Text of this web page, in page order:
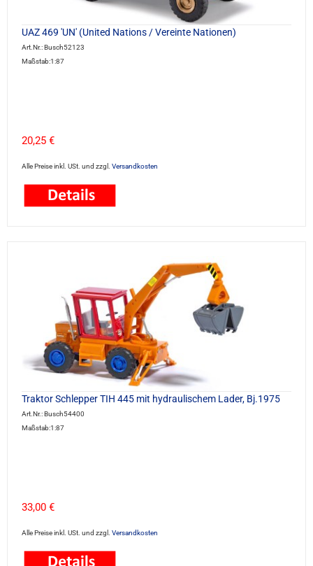
UAZ 469 'UN' (United Nations / Vereinte Nationen)
Art.Nr.: Busch52123
Maßstab:1:87
20,25 €
Alle Preise inkl. USt. und zzgl. Versandkosten
Traktor Schlepper TIH 445 mit hydraulischem Lader, Bj.1975
Art.Nr.: Busch54400
Maßstab:1:87
33,00 €
Alle Preise inkl. USt. und zzgl. Versandkosten